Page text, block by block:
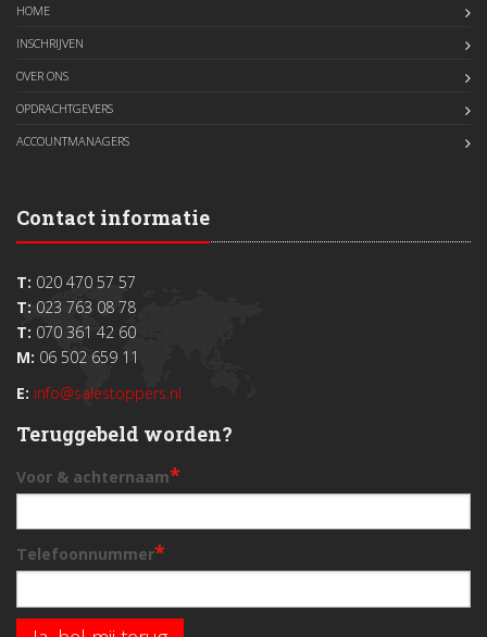
HOME
INSCHRIJVEN
OVER ONS
OPDRACHTGEVERS
ACCOUNTMANAGERS
Contact informatie
T: 020 470 57 57
T: 023 763 08 78
T: 070 361 42 60
M: 06 502 659 11
E: info@salestoppers.nl
Teruggebeld worden?
Voor & achternaam*
Telefoonnummer*